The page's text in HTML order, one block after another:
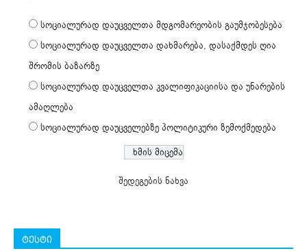
სოციალურად დაუცველთა მდგომარეობის გაუმჯობესება
სოციალურად დაუცველთა დახმარება, დასაქმდეს ღია
შრომის ბაზარზე
სოციალურად დაუცველთა კვალიფიკაციისა და უნარების
ამაღლება
სოციალურად დაუცველებზე პოლიტიკური ზემოქმედება
შედეგების ნახვა
ტესტი